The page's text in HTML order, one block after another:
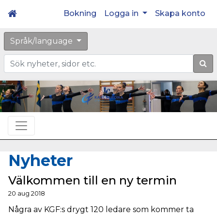
Bokning Logga in Skapa konto
Språk/language
Sök
Nyheter
Välkommen till en ny termin
20 aug 2018
Några av KGF:s drygt 120 ledare som kommer ta